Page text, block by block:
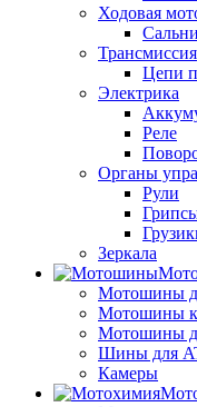
Ходовая
Трансмиссия
Цепи
Электрика
Реле
Органы
Рули
Зеркала
Мотошины
Мотошины
Мотошины
Шины для
Камеры